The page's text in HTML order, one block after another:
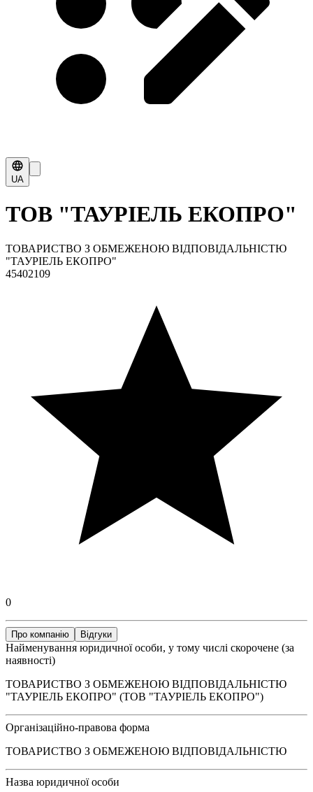
UA
ТОВ "ТАУРІЕЛЬ ЕКОПРО"
ТОВАРИСТВО З ОБМЕЖЕНОЮ ВІДПОВІДАЛЬНІСТЮ
"ТАУРІЕЛЬ ЕКОПРО"
45402109
0
Про компанію Відгуки
Найменування юридичної особи, у тому числі скорочене (за
наявності)
ТОВАРИСТВО З ОБМЕЖЕНОЮ ВІДПОВІДАЛЬНІСТЮ
"ТАУРІЕЛЬ ЕКОПРО" (ТОВ "ТАУРІЕЛЬ ЕКОПРО")
Організаційно-правова форма
ТОВАРИСТВО З ОБМЕЖЕНОЮ ВІДПОВІДАЛЬНІСТЮ
Назва юридичної особи